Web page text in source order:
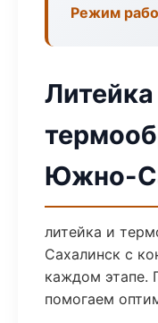
Режим
Литейка
Южно-
литейка и
Сахалинск с
каждом этапе.
помогаем